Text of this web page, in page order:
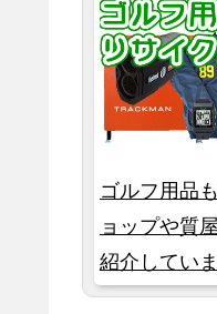
ゴルフ用品
ョップや質
紹介してい